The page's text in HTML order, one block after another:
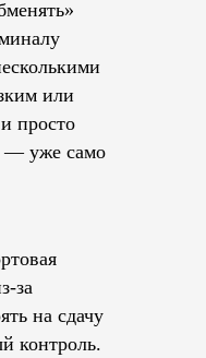
или
просто
— уже само
за
на сдачу
контроль.